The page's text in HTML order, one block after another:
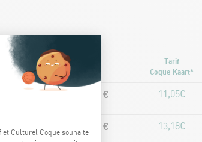
Tarif
Coque Kaart*
13,00 € 11,05€
15,50 € 13,18€